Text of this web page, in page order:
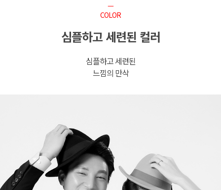
ㅡ
COLOR
심플하고 세련된 컬러
심플하고 세련된
느낌의 만삭